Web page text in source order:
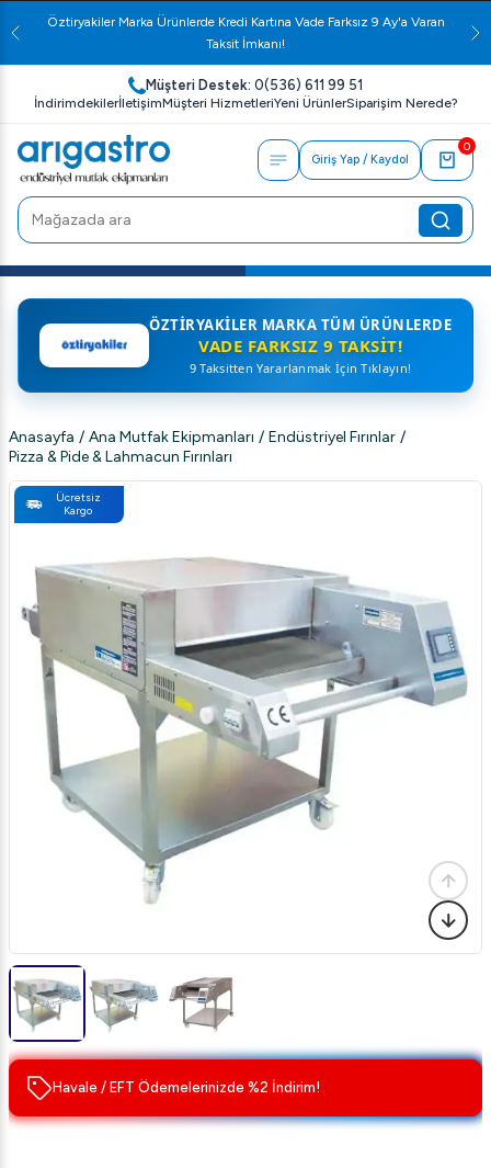
Öztiryakiler Marka Ürünlerde Kredi Kartına Vade Farksız 9 Ay'a Varan
Taksit İmkanı!
Müşteri Destek: 0(536) 611 99 51
İndirimdekilerİletişimMüşteri HizmetleriYeni ÜrünlerSiparişim Nerede?
Giriş Yap / Kaydol
0
ÖZTIRYAKILER MARKA TÜM ÜRÜNLERDE
VADE FARKSIZ 9 TAKSIT!
9 Taksitten Yararlanmak İçin Tıklayın!
Anasayfa / Ana Mutfak Ekipmanları / Endüstriyel Fırınlar /
Pizza & Pide & Lahmacun Fırınları
Ücretsiz
Kargo
Havale / EFT Ödemelerinizde %2 İndirim!